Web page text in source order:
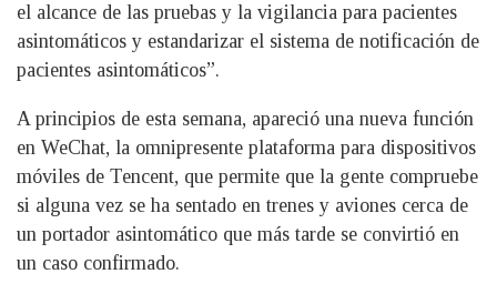
el alcance de las pruebas y la vigilancia para pacientes
asintomáticos y estandarizar el sistema de notificación de
pacientes asintomáticos”.
A principios de esta semana, apareció una nueva función
en WeChat, la omnipresente plataforma para dispositivos
móviles de Tencent, que permite que la gente compruebe
si alguna vez se ha sentado en trenes y aviones cerca de
un portador asintomático que más tarde se convirtió en
un caso confirmado.